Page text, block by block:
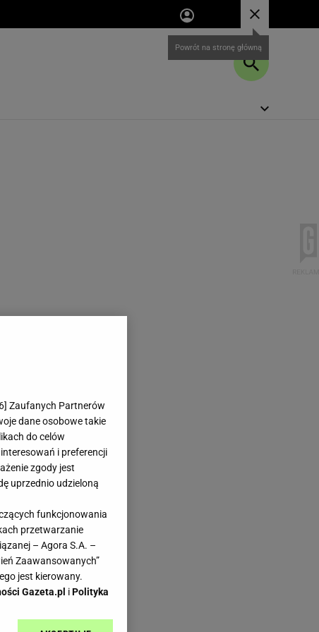
Powrót na stronę główną
] Zaufanych Partnerów
dane osobowe takie
do celów
i preferencji
zgody jest
uprzednio udzieloną
funkcjonowania
przetwarzanie
– Agora S.A. –
Zaawansowanych”
jest kierowany.
Gazeta.pl iPolityka